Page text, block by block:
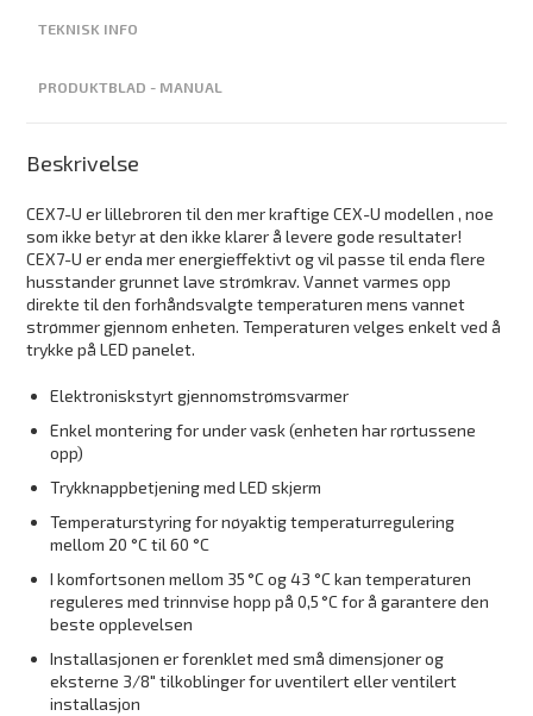
TEKNISK INFO
PRODUKTBLAD - MANUAL
Beskrivelse
CEX7-U er lillebroren til den mer kraftige CEX-U modellen , noe
som ikke betyr at den ikke klarer å levere gode resultater!
CEX7-U er enda mer energieffektivt og vil passe til enda flere
husstander grunnet lave strømkrav. Vannet varmes opp
direkte til den forhåndsvalgte temperaturen mens vannet
strømmer gjennom enheten. Temperaturen velges enkelt ved å
trykke på LED panelet.
Elektroniskstyrt gjennomstrømsvarmer
Enkel montering for under vask (enheten har rørtussene
opp)
Trykknappbetjening med LED skjerm
Temperaturstyring for nøyaktig temperaturregulering
mellom 20 °C til 60 °C
I komfortsonen mellom 35 °C og 43 °C kan temperaturen
reguleres med trinnvise hopp på 0,5 °C for å garantere den
beste opplevelsen
Installasjonen er forenklet med små dimensjoner og
eksterne 3/8″ tilkoblinger for uventilert eller ventilert
installasjon